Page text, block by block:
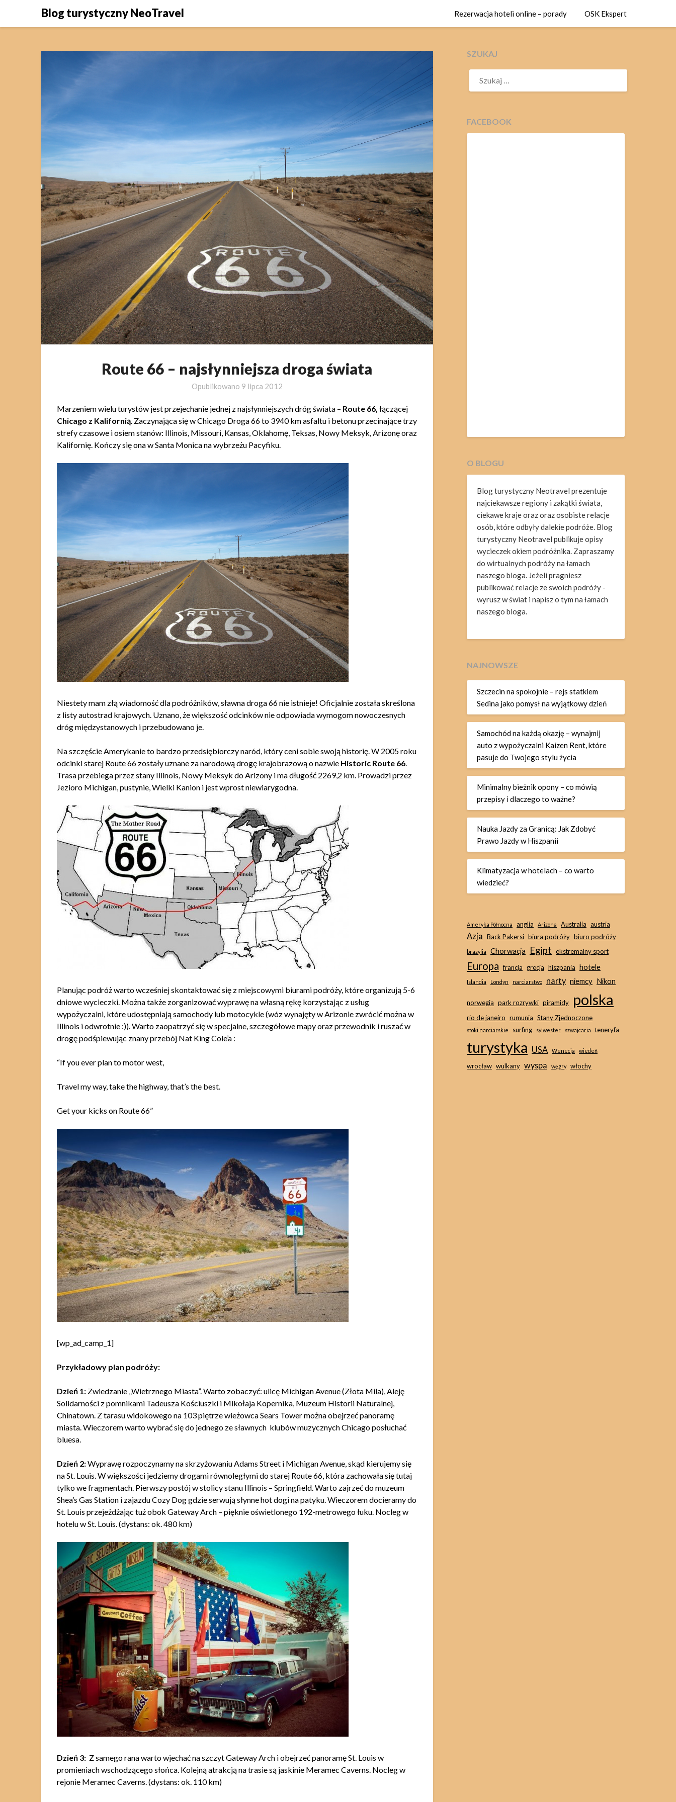
Blog turystyczny NeoTravel Rezerwacja hoteli online – porady OSK Ekspert
Route 66 – najsłynniejsza droga świata
Opublikowano 9 lipca 2012
Marzeniem wielu turystów jest przejechanie jednej z najsłynniejszych dróg świata – Route 66,łączącej
Chicago z Kalifornią. Zaczynająca się w Chicago Droga 66 to 3940 km asfaltu i betonu przecinające trzy
strefy czasowe i osiem stanów: Illinois, Missouri, Kansas, Oklahomę, Teksas, Nowy Meksyk, Arizonę oraz
Kalifornię. Kończy się ona w Santa Monica na wybrzeżu Pacyfiku.
Niestety mam złą wiadomość dla podróżników, sławna droga 66 nie istnieje! Oficjalnie została skreślona
z listy autostrad krajowych. Uznano, że większość odcinków nie odpowiada wymogom nowoczesnych
dróg międzystanowych i przebudowano je.
Na szczęście Amerykanie to bardzo przedsiębiorczy naród, który ceni sobie swoją historię. W 2005 roku
odcinki starej Route 66 zostały uznane za narodową drogę krajobrazową o nazwie Historic Route 66.
Trasa przebiega przez stany Illinois, Nowy Meksyk do Arizony i ma długość 2269,2 km. Prowadzi przez
Jezioro Michigan, pustynie, Wielki Kanion i jest wprost niewiarygodna.
Planując podróż warto wcześniej skontaktować się z miejscowymi biurami podróży, które organizują 5-6
dniowe wycieczki. Można także zorganizować wyprawę na własną rękę korzystając z usług
wypożyczalni, które udostępniają samochody lub motocykle (wóz wynajęty w Arizonie zwrócić można w
Illinois i odwrotnie :)). Warto zaopatrzyć się w specjalne, szczegółowe mapy oraz przewodnik i ruszać w
drogę podśpiewując znany przebój Nat King Cole’a :
“If you ever plan to motor west,
Travel my way, take the highway, that’s the best.
Get your kicks on Route 66”
[wp_ad_camp_1]
Przykładowy plan podróży:
Dzień 1: Zwiedzanie „Wietrznego Miasta”. Warto zobaczyć: ulicę Michigan Avenue (Złota Mila), Aleję
Solidarności z pomnikami Tadeusza Kościuszki i Mikołaja Kopernika, Muzeum Historii Naturalnej,
Chinatown. Z tarasu widokowego na 103 piętrze wieżowca Sears Tower można obejrzeć panoramę
miasta. Wieczorem warto wybrać się do jednego ze sławnych klubów muzycznych Chicago posłuchać
bluesa.
Dzień 2:Wyprawę rozpoczynamy na skrzyżowaniu Adams Street i Michigan Avenue, skąd kierujemy się
na St. Louis. W większości jedziemy drogami równoległymi do starej Route 66, która zachowała się tutaj
tylko we fragmentach. Pierwszy postój w stolicy stanu Illinois – Springfield. Warto zajrzeć do muzeum
Shea’s Gas Station i zajazdu Cozy Dog gdzie serwują słynne hot dogi na patyku. Wieczorem docieramy do
St. Louis przejeżdżając tuż obok Gateway Arch – pięknie oświetlonego 192-metrowego łuku. Nocleg w
hotelu w St. Louis. (dystans: ok. 480 km)
Dzień 3: Z samego rana warto wjechać na szczyt Gateway Arch i obejrzeć panoramę St. Louis w
promieniach wschodzącego słońca. Kolejną atrakcją na trasie są jaskinie Meramec Caverns. Nocleg w
rejonie Meramec Caverns. (dystans: ok. 110 km)
SZUKAJ
SZUKAJ:
FACEBOOK
O BLOGU
Blog turystyczny Neotravel prezentuje
najciekawsze regiony i zakątki świata,
ciekawe kraje oraz oraz osobiste relacje
osób, które odbyły dalekie podróże. Blog
turystyczny Neotravel publikuje opisy
wycieczek okiem podróżnika. Zapraszamy
do wirtualnych podróży na łamach
naszego bloga. Jeżeli pragniesz
publikować relacje ze swoich podróży -
wyrusz w świat i napisz o tym na łamach
naszego bloga.
NAJNOWSZE
Szczecin na spokojnie – rejs statkiem
Sedina jako pomysł na wyjątkowy dzień
Samochód na każdą okazję – wynajmij
auto z wypożyczalni Kaizen Rent, które
pasuje do Twojego stylu życia
Minimalny bieżnik opony – co mówią
przepisy i dlaczego to ważne?
Nauka Jazdy za Granicą: Jak Zdobyć
Prawo Jazdy w Hiszpanii
Klimatyzacja w hotelach – co warto
wiedzieć?
Ameryka Północna anglia Arizona Australia austria
Azja Back Pakersi biura podróży biuro podróży
brazylia Chorwacja Egipt ekstremalny sport
Europa francja grecja hiszpania hotele
Islandia Londyn narciarstwo narty niemcy Nikon
norwegia park rozrywki piramidy polska
rio de janeiro rumunia Stany Zjednoczone
stoki narciarskie surfing sylwester szwajcaria teneryfa
turystyka USA Wenecja wiedeń
wrocław wulkany wyspa węgry włochy